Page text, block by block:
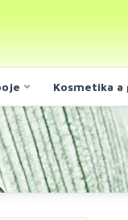
Kosmetika a